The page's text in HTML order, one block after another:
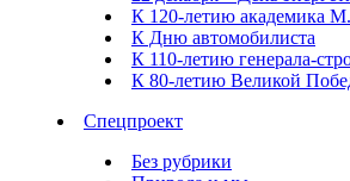
К 120-летию академика
К Дню автомобилиста
К 110-летию генерала-
К 80-летию Великой
Спецпроект
Без рубрики